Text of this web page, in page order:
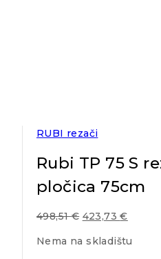
RUBI rezači
Rubi TP 75 S
pločica 75cm
498,51€ 423,73€
Nema na skladištu